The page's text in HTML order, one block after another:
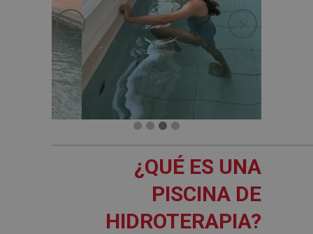
¿QUÉ ES UNA
PISCINA DE
HIDROTERAPIA?